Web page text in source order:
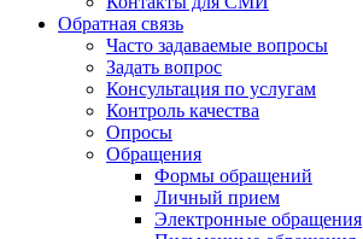
Обратная связь
Часто задаваемые вопросы
Задать вопрос
Консультация по услугам
Контроль качества
Опросы
Обращения
Формы обращений
Личный прием
Электронные обращения